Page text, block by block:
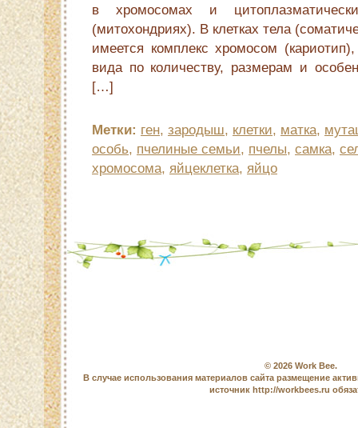
в хромосомах и
(митохондриях). В клетках тела
имеется комплекс хромосом
вида по количеству, размерам и
[…]
Метки: ген, зародыш, клетки, матка,
особь, пчелиные семьи, пчелы, самка,
хромосома, яйцеклетка, яйцо
© 2026 Work Bee.
В случае использования материалов сайта размещение
источник http://workbees.ru